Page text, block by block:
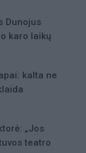
Dunojus
karo laikų
kalta ne
„Jos
teatro